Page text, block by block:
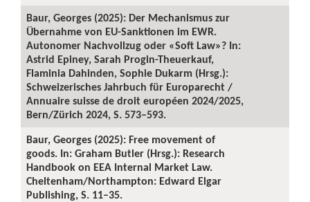
Baur, Georges (2025): Der Mechanismus zur
Übernahme von EU-Sanktionen im EWR.
Autonomer Nachvollzug oder «Soft Law»? In:
Astrid Epiney, Sarah Progin-Theuerkauf,
Flaminia Dahinden, Sophie Dukarm (Hrsg.):
Schweizerisches Jahrbuch für Europarecht /
Annuaire suisse de droit européen 2024/2025,
Bern/Zürich 2024, S. 573–593.
Baur, Georges (2025): Free movement of
goods. In: Graham Butler (Hrsg.): Research
Handbook on EEA Internal Market Law.
Cheltenham/Northampton: Edward Elgar
Publishing, S. 11–35.